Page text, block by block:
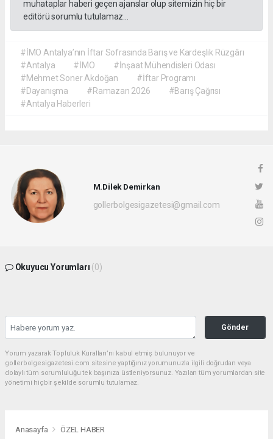
muhataplar haberi geçen ajanslar olup sitemizin hiç bir
editörü sorumlu tutulamaz...
#İMO Antalya’nın İftar Sofrasında Barış ve Kardeşlik Rüzgârı
#Antalya
#İMO
#İnşaat Mühendisleri Odası
#Mehmet Soner Akdoğan
#İftar Programı
#Dayanışma
#Ramazan 2026
#Barış Çağrısı
#Antalya Haberleri
M.Dilek Demirkan
gollerbolgesigazetesi@gmail.com
Okuyucu Yorumları (0)
Gönder
Yorum yazarak Topluluk Kuralları’nı kabul etmiş bulunuyor ve
gollerbolgesigazetesi.com sitesine yaptığınız yorumunuzla ilgili doğrudan veya
dolaylı tüm sorumluluğu tek başınıza üstleniyorsunuz. Yazılan tüm yorumlardan site
yönetimi hiçbir şekilde sorumlu tutulamaz.
Anasayfa ÖZEL HABER